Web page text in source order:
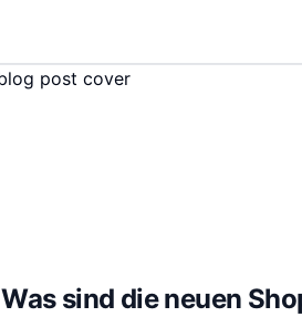
Was sind die neuen